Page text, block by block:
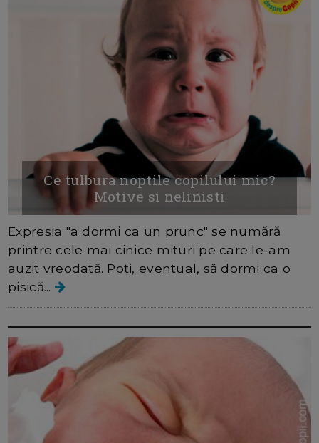
Ce tulbura noptile copilului mic?
Motive si nelinisti
Expresia "a dormi ca un prunc" se numără
printre cele mai cinice mituri pe care le-am
auzit vreodată. Poţi, eventual, să dormi ca o
pisică...